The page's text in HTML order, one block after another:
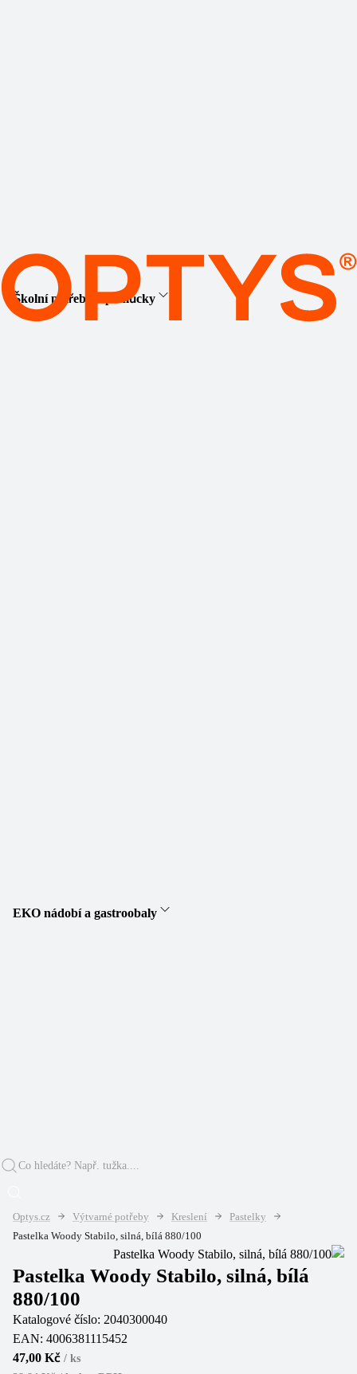
Školní potřeby a pomůcky
EKO nádobí a gastroobaly
Optys.cz Výtvarné potřeby Kreslení
Pastelky
Pastelka Woody Stabilo, silná, bílá 880/100
Pastelka Woody Stabilo, silná, bílá
880/100
Katalogové číslo: 2040300040
EAN: 4006381115452
47,00 Kč / ks